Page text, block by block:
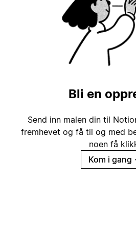
Bli en
Send inn malen din til
fremhevet og få til og med
noen få
Kom i gang